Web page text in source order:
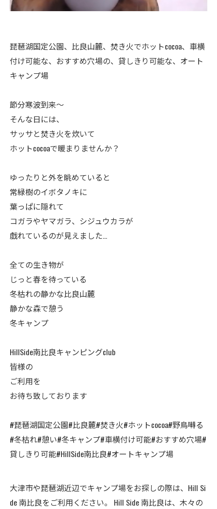
琵琶湖国定公園、比良山麓、焚き火でホットcocoa、車横
付け可能な、おすすめ穴場の、貸しきり可能な、オート
キャンプ場
節分寒波到来～
そんな日には、
サッサと焚き火を炊いて
ホットcocoaで暖まりませんか？
ゆったりと外を眺めていると
常緑樹のイボタノキに
葉っぱに隠れて
コガラやヤマガラ、シジュウカラが
戯れているのが見えました…
全ての生き物が
じっと春を待っている
冬枯れの静かな比良山麓
静かな森で憩う
冬キャンプ
HillSide南比良キャンピングclub
皆様の
ご利用を
お待ち致しております
#琵琶湖国定公園#比良麓#焚き火#ホットcocoa#野鳥囀る
#冬枯れ#憩い#冬キャンプ#車横付け可能#おすすめ穴場#
貸しきり可能#HillSide南比良#オートキャンプ場
大津市や琵琶湖近辺でキャンプ場をお探しの際は、Hill Si
de 南比良をご利用ください。 Hill Side 南比良は、木々の